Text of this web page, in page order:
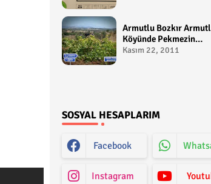
Armutlu Bozkır
Köyünde Pekmezin
Hikayesi:Gezen Bilir
Kasım 22, 2011
SOSYAL HESAPLARIM
Facebook
Instagram